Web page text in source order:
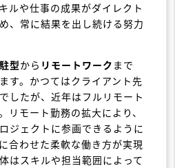
ルや仕事の成果がダイレクト
、常に結果を出し続ける努力
型から リモートワーク まで
す。かつてはクライアント先
したが、近年はフルリモート
リモート勤務の拡大により、
ジェクトに参画できるように
合わせた柔軟な働き方が実現
はスキルや担当範囲によって